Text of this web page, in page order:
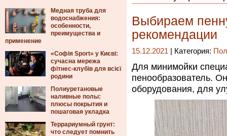
Медная труба для
водоснабжения:
особенности,
преимущества и
применение
«Софія Sport» у Києві:
сучасна мережа
фітнес-клубів для всієї
родини
Полиуретановые
наливные полы:
плюсы покрытия и
пошаговая укладка
Террариумный грунт:
что следует помнить
Выбираем
рекомендации
15.12.2021 | Категория:
Для минимойки
пенообразователь.
оборудования, для